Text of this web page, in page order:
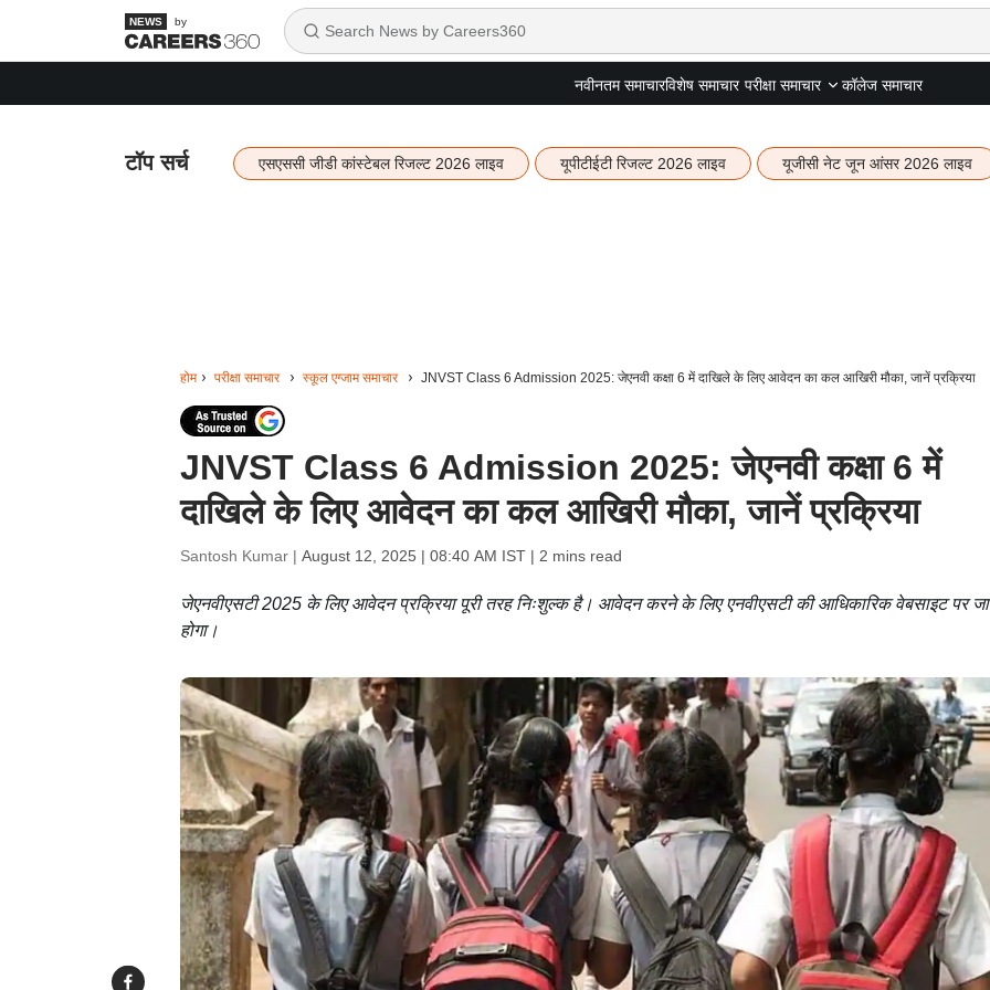
by
नवीनतम समाचारविशेष समाचार परीक्षा समाचार कॉलेज समाचार
टॉप सर्च एसएससी जीडी कांस्टेबल रिजल्ट 2026 लाइव यूपीटीईटी रिजल्ट 2026 लाइव यूजीसी नेट जून आंसर 2026 लाइव
होम परीक्षा समाचार स्कूल एग्जाम समाचार JNVST Class 6 Admission 2025: जेएनवी कक्षा 6 में दाखिले के लिए आवेदन का कल आखिरी मौका, जानें प्रक्रिया
JNVST Class 6 Admission 2025: जेएनवी कक्षा 6 में
दाखिले के लिए आवेदन का कल आखिरी मौका, जानें प्रक्रिया
Santosh Kumar | August 12, 2025 | 08:40 AM IST| 2 mins read
जेएनवीएसटी 2025 के लिए आवेदन प्रक्रिया पूरी तरह निःशुल्क है। आवेदन करने के लिए एनवीएसटी की आधिकारिक वेबसाइट पर
होगा।